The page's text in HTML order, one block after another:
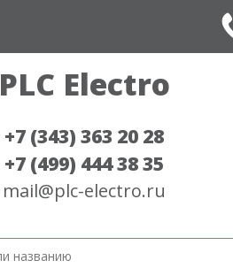
PLC Electro
+7 (343) 363 20 28
+7 (499) 444 38 35
mail@plc-electro.ru